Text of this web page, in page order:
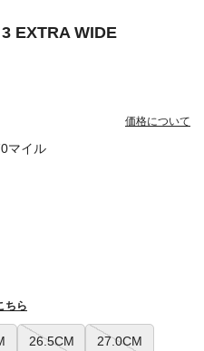
マイル
EXTRA WIDE
価格について
26.5CM 27.0CM
ちら